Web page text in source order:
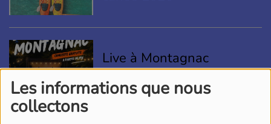
Les informations que nous
collectons
Live à Montagnac